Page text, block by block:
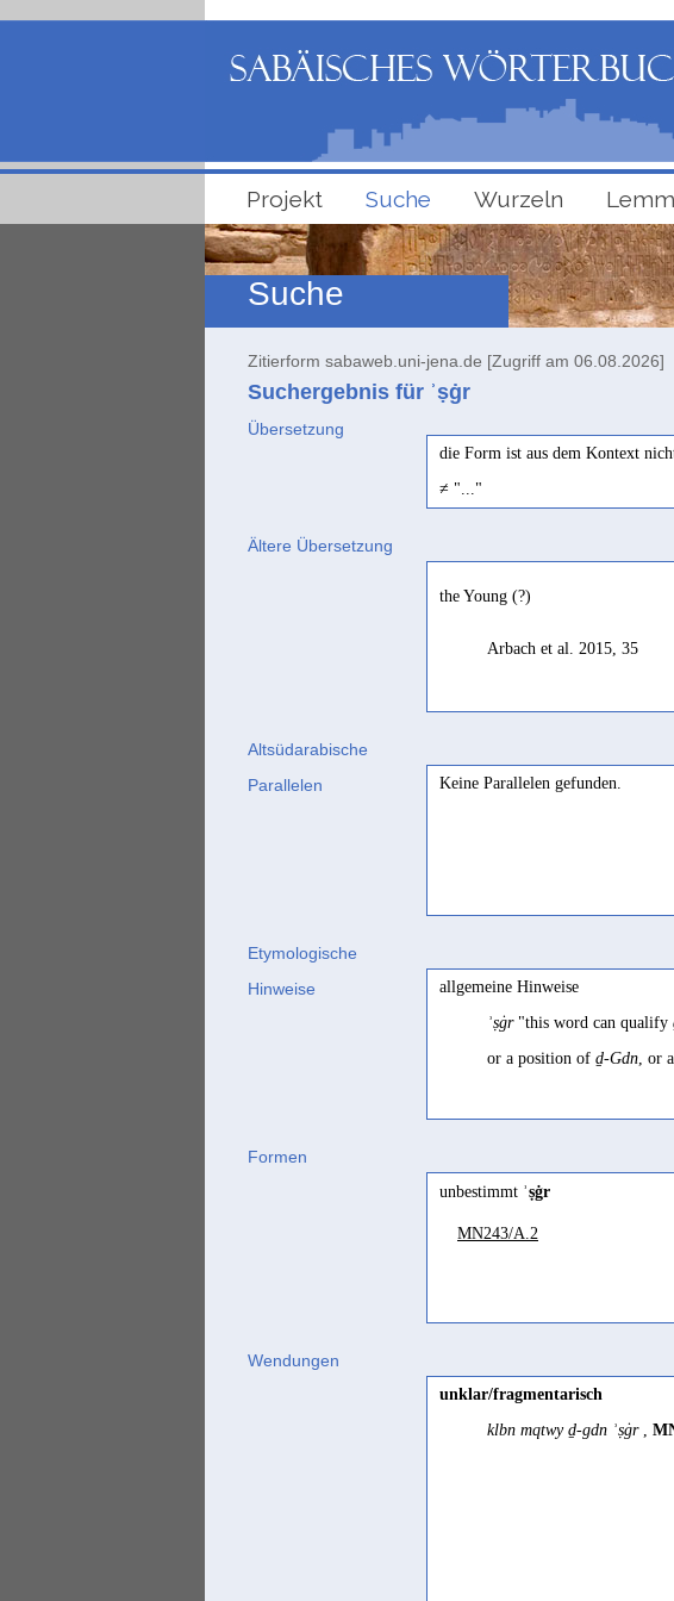
Projekt Suche Wurzeln
Suche
Zitierform sabaweb.uni-jena.de [Zugriff am 06.08.2026]
Suchergebnis für ʾṣġr
Übersetzung
die Form ist aus dem Kontext
≠ "..."
Ältere Übersetzung
the Young (?)
Arbach et al. 2015, 35
Altsüdarabische
Parallelen
Keine Parallelen gefunden.
Etymologische
Hinweise
allgemeine Hinweise
ʾṣġr"this word can qualify
or a position of ḏ-Gdn, or
Formen
unbestimmt ʾṣġr
MN243/A.2
Wendungen
unklar/fragmentarisch
klbn mqtwy ḏ-gdn ʾṣġr ,